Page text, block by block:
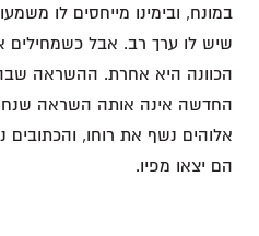
במונח, ובימינו מייחסים לו
שיש לו ערך רב. אבל
הכוונה היא אחרת. ההשראה
החדשה אינה אותה השראה
אלוהים נשף את רוחו, והכתובים
הם יצאו מפיו.